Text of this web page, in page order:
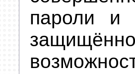
пароли и